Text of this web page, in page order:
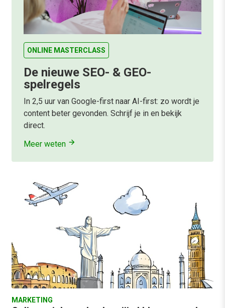
ONLINE MASTERCLASS
De nieuwe SEO- & GEO-
spelregels
In 2,5 uur van Google-first naar AI-first: zo wordt je
content beter gevonden. Schrijf je in en bekijk
direct.
Meer weten
MARKETING